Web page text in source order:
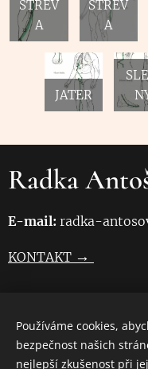
STŘEV
A
STŘEV
A
JATER
Radka
E-mail: radka-
KONTAKT →
GDPR-OCHRANA
CHODNÍ
Používáme cookies,
bezpečnost našich
nejlepší zkušenost při